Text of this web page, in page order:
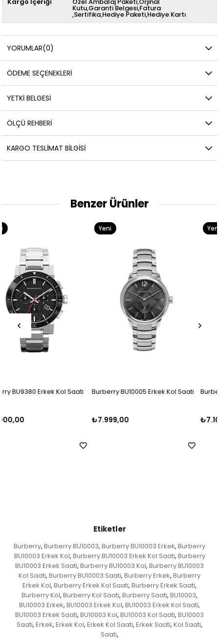
Kargo İçeriği Özel Ambalaj Paketi,Orjinal
Kutu,Garanti Belgesi,Fatura
,Sertifika,Hediye Paketi,Hediye Kartı
YORUMLAR(0)
ÖDEME SEÇENEKLERI
YETKİ BELGESİ
ÖLÇÜ REHBERI
KARGO TESLIMAT BILGISI
Benzer Ürünler
Burberry BU10005 Erkek Kol Saati
₺7.999,00
Burberry BU10012 Erkek Kol
₺7.100,00
Etiketler
Burberry, Burberry BU10003, Burberry BU10003 Erkek, Burberry
BU10003 Erkek Kol, Burberry BU10003 Erkek Kol Saati, Burberry
BU10003 Erkek Saati, Burberry BU10003 Kol, Burberry BU10003
Kol Saati, Burberry BU10003 Saati, Burberry Erkek, Burberry
Erkek Kol, Burberry Erkek Kol Saati, Burberry Erkek Saati,
Burberry Kol, Burberry Kol Saati, Burberry Saati, BU10003,
BU10003 Erkek, BU10003 Erkek Kol, BU10003 Erkek Kol Saati,
BU10003 Erkek Saati, BU10003 Kol, BU10003 Kol Saati, BU10003
Saati, Erkek, Erkek Kol, Erkek Kol Saati, Erkek Saati, Kol Saati,
Saati,